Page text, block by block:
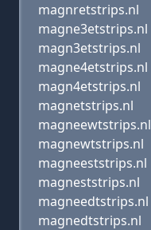
magnretstrips.nl
magne3etstrips.nl
magn3etstrips.nl
magne4etstrips.nl
magn4etstrips.nl
magnetstrips.nl
magneewtstrips.nl
magnewtstrips.nl
magneeststrips.nl
magneststrips.nl
magneedtstrips.nl
magnedtstrips.nl